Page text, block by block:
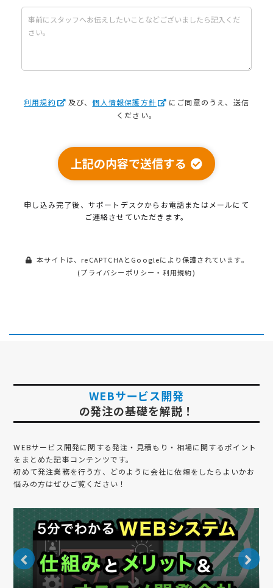
利用規約 及び、個人情報保護方針
にご同意のうえ、送信
ください。
上記の内容で送信する
申し込み完了後、サポートデスクから お電話またはメールにて
ご連絡させていただきます。
本サイトは、reCAPTCHAとGoogleにより保護されています。
(プライバシーポリシー ・ 利用規約)
WEBサービス開発
の発注の基礎を解説！
WEBサービス開発に関する発注・見積もり・相場に関するポイント
をまとめた記事コンテンツです。
初めて発注業務を行う方、どのように会社に依頼をしたらよいかお
悩みの方はぜひご覧ください！